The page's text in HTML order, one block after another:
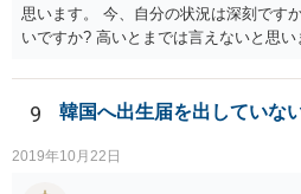
思います。 今、自分の状況は深刻です
いですか? 高いとまでは言えないと思
たりでしょうか。
9 韓国へ出生届を出していな
2019年10月22日